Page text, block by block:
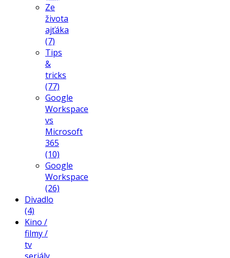
Ze
života
ajťáka
(7)
Tips
&
tricks
(77)
Google
Workspace
vs
Microsoft
365
(10)
Google
Workspace
(26)
Divadlo
(4)
Kino /
filmy /
tv
seriály